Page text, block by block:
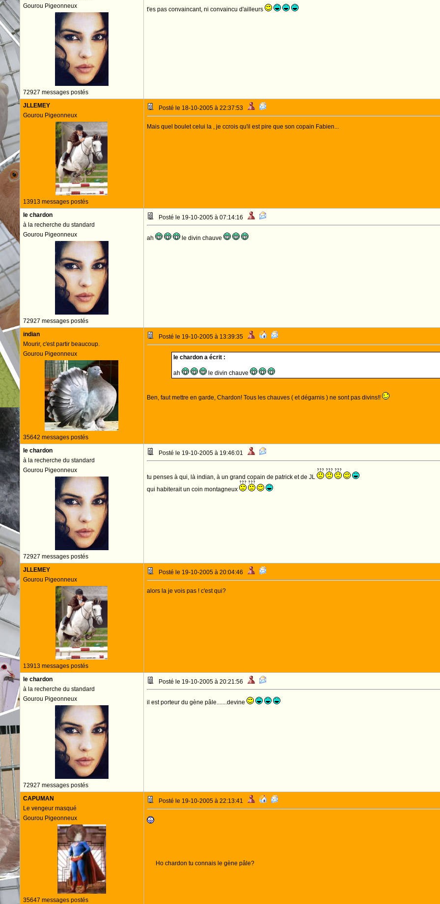
Gourou Pigeonneux
72927 messages postés
t'es pas convaincant, ni convaincu d'ailleurs
JLLEMEY
Gourou Pigeonneux
13913 messages postés
Posté le 18-10-2005 à 22:37:53
Mais quel boulet celui la , je ccrois qu'il est pire que son copain Fabien...
le chardon
à la recherche du standard
Gourou Pigeonneux
72927 messages postés
Posté le 19-10-2005 à 07:14:16
ah le divin chauve
indian
Mourir, c'est partir beaucoup.
Gourou Pigeonneux
35642 messages postés
Posté le 19-10-2005 à 13:39:35
le chardon a écrit :
ah le divin chauve
Ben, faut mettre en garde, Chardon! Tous les chauves ( et dégarnis ) ne sont pas divins!!
le chardon
à la recherche du standard
Gourou Pigeonneux
72927 messages postés
Posté le 19-10-2005 à 19:46:01
tu penses à qui, là indian, à un grand copain de patrick et de JL
qui habiterait un coin montagneux
JLLEMEY
Gourou Pigeonneux
13913 messages postés
Posté le 19-10-2005 à 20:04:46
alors la je vois pas ! c'est qui?
le chardon
à la recherche du standard
Gourou Pigeonneux
72927 messages postés
Posté le 19-10-2005 à 20:21:56
il est porteur du gène pâle.......devine
CAPUMAN
Le vengeur masqué
Gourou Pigeonneux
35647 messages postés
Posté le 19-10-2005 à 22:13:41
Ho chardon tu connais le gène pâle?